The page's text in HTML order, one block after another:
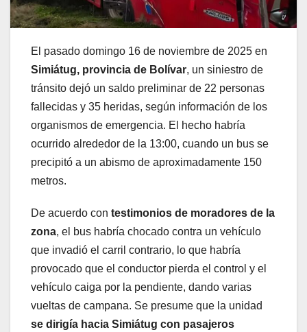
El pasado domingo 16 de noviembre de 2025 en
Simiátug, provincia de Bolívar, un siniestro de
tránsito dejó un saldo preliminar de 22 personas
fallecidas y 35 heridas, según información de los
organismos de emergencia. El hecho habría
ocurrido alrededor de la 13:00, cuando un bus se
precipitó a un abismo de aproximadamente 150
metros.
De acuerdo con testimonios de moradores de la
zona, el bus habría chocado contra un vehículo
que invadió el carril contrario, lo que habría
provocado que el conductor pierda el control y el
vehículo caiga por la pendiente, dando varias
vueltas de campana. Se presume que la unidad
se dirigía hacia Simiátug con pasajeros